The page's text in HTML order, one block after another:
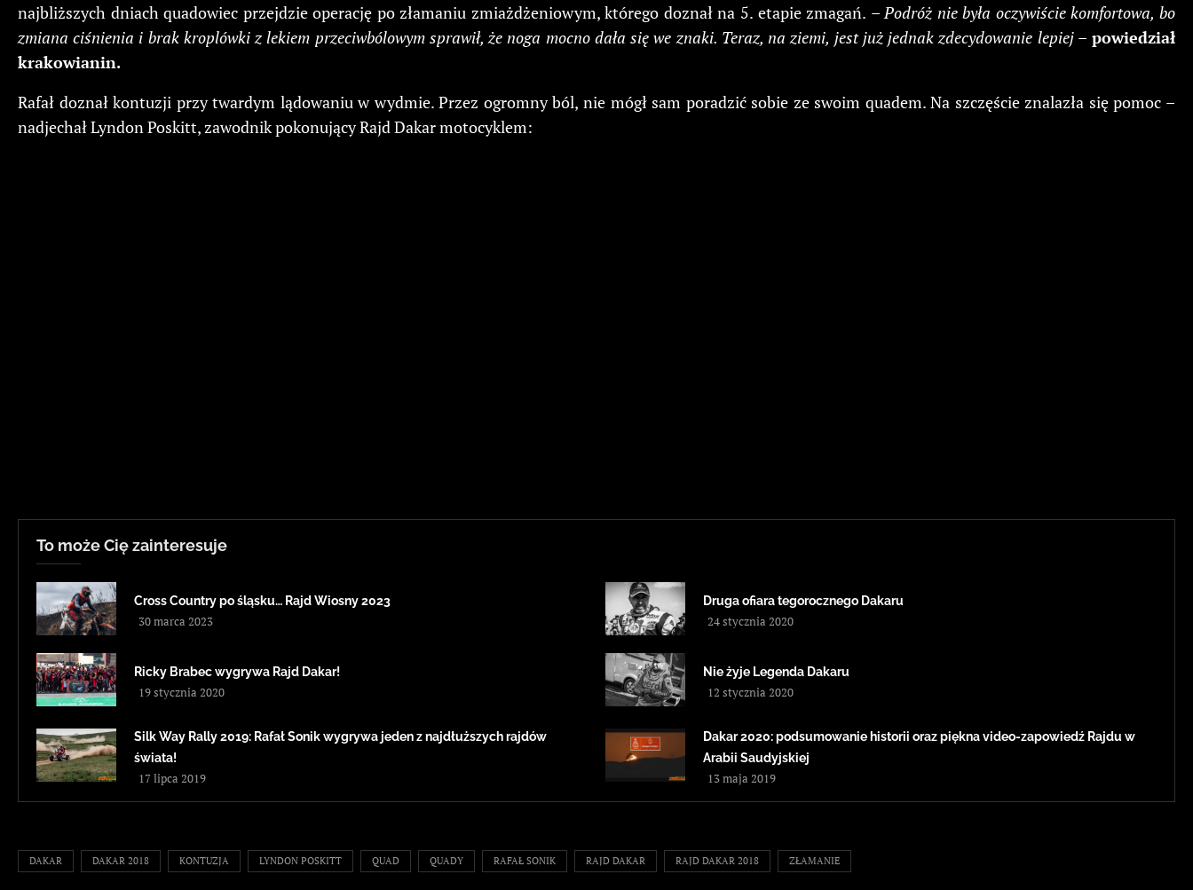
najbliższych dniach quadowiec przejdzie operację po złamaniu zmiażdżeniowym, którego doznał na 5. etapie zmagań. – Podróż nie była oczywiście komfortowa, bo
zmiana ciśnienia i brak kroplówki z lekiem przeciwbólowym sprawił, że noga mocno dała się we znaki. Teraz, na ziemi, jest już jednak zdecydowanie lepiej – powiedział
krakowianin.
Rafał doznał kontuzji przy twardym lądowaniu w wydmie. Przez ogromny ból, nie mógł sam poradzić sobie ze swoim quadem. Na szczęście znalazła się pomoc –
nadjechał Lyndon Poskitt, zawodnik pokonujący Rajd Dakar motocyklem:
To może Cię zainteresuje
Cross Country po śląsku… Rajd Wiosny 2023
30 marca 2023
Druga ofiara tegorocznego Dakaru
24 stycznia 2020
Ricky Brabec wygrywa Rajd Dakar!
19 stycznia 2020
Nie żyje Legenda Dakaru
12 stycznia 2020
Silk Way Rally 2019: Rafał Sonik wygrywa jeden z najdłuższych rajdów
świata!
17 lipca 2019
Dakar 2020: podsumowanie historii oraz piękna video-zapowiedź Rajdu w
Arabii Saudyjskiej
13 maja 2019
DAKAR DAKAR 2018 KONTUZJA LYNDON POSKITT QUAD QUADY RAFAŁ SONIK RAJD DAKAR RAJD DAKAR 2018 ZŁAMANIE